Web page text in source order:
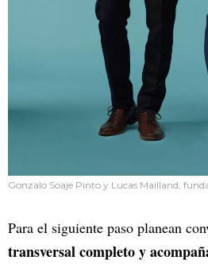
Gonzalo Soaje Pinto y Lucas Mailland,
Para el siguiente paso planean
transversal completo y